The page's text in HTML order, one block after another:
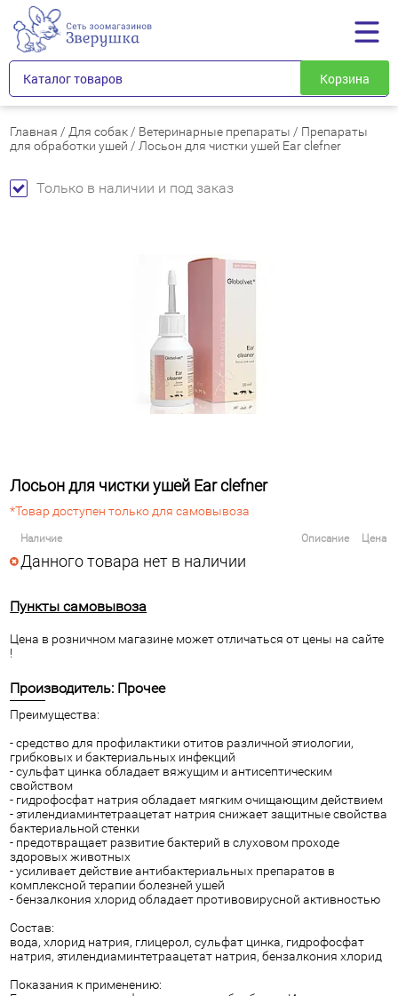
Каталог товаров Корзина
Главная / Для собак / Ветеринарные препараты / Препараты
для обработки ушей / Лосьон для чистки ушей Ear clefner
Только в наличии и под заказ
Лосьон для чистки ушей Ear clefner
*Товар доступен только для самовывоза
Наличие Описание Цена
Данного товара нет в наличии
Пункты самовывоза
Цена в розничном магазине может отличаться от цены на сайте
!
Производитель: Прочее
Преимущества:
- средство для профилактики отитов различной этиологии,
грибковых и бактериальных инфекций
- сульфат цинка обладает вяжущим и антисептическим
свойством
- гидрофосфат натрия обладает мягким очищающим действием
- этилендиаминтетраацетат натрия снижает защитные свойства
бактериальной стенки
- предотвращает развитие бактерий в слуховом проходе
здоровых животных
- усиливает действие антибактериальных препаратов в
комплексной терапии болезней ушей
- бензалкония хлорид обладает противовирусной активностью
Состав:
вода, хлорид натрия, глицерол, сульфат цинка, гидрофосфат
натрия, этилендиаминтетраацетат натрия, бензалкония хлорид
Показания к применению: